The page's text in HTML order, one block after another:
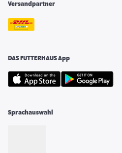
Versandpartner
DAS FUTTERHAUS App
Sprachauswahl